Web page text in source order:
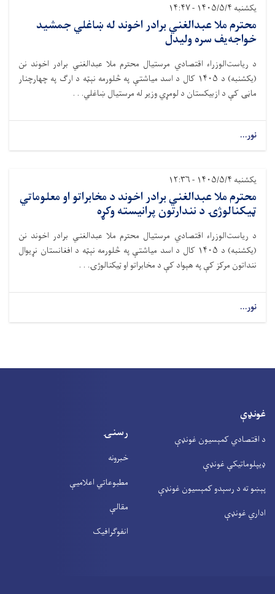
یکشنبه ۱۴۰۵/۵/۴ - ۱۴:۴۷
محترم ملا عبدالغني برادر اخوند له ښاغلي جمشید
خواجه‌یف سره ولیدل
د ریاست‌الوزراء اقتصادي مرستیال محترم ملا عبدالغني برادر اخوند نن
(یکشنبه) د ۱۴۰۵ کال د اسد میاشتې په څلورمه نېټه د ارګ په چهارچنار
ماڼۍ کې د ازبیکستان د لومړي وزیر له مرستیال ښاغلي. . .
نور...
یکشنبه ۱۴۰۵/۵/۴ - ۱۲:۳۶
محترم ملا عبدالغني برادر اخوند د مخابراتو او معلوماتي
ټیکنالوژۍ د نندارتون پرانیسته وکړه
د ریاست‌الوزراء اقتصادي مرستیال محترم ملا عبدالغني برادر اخوند نن
(یکشنبه) د ۱۴۰۵ کال د اسد میاشتې په څلورمه نېټه د افغانستان نړیوال
ننداتون مرکز کې په هېواد کې د مخابراتو او ټیکنالوژۍ. . .
نور...
غونډې
د اقتصادي کمېسیون غونډې
ډیپلوماتیکې غونډې
پېښو ته د رسېدو کمېسیون غونډې
اداري غونډې
رسنۍ
خبرونه
مطبوعاتي اعلامیې
مقالې
انفوګرافیک